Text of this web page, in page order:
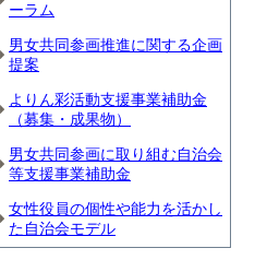
ーラム
男女共同参画推進に関する企画
提案
よりん彩活動支援事業補助金
（募集・成果物）
男女共同参画に取り組む自治会
等支援事業補助金
女性役員の個性や能力を活かし
た自治会モデル